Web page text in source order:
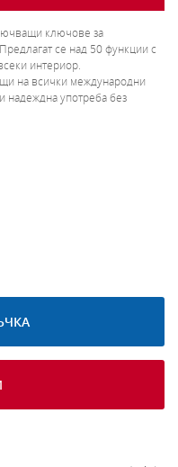
ключове за
се над 50 функции с
интериор.
на всички международни
надеждна употреба без